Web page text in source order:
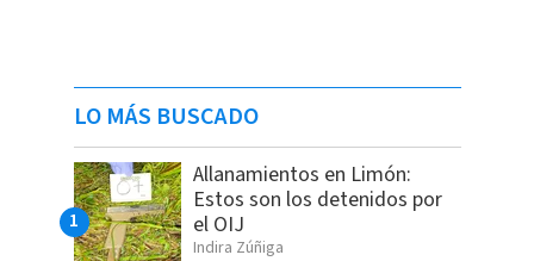
LO MÁS BUSCADO
Allanamientos en Limón:
Estos son los detenidos por
el OIJ
Indira Zúñiga